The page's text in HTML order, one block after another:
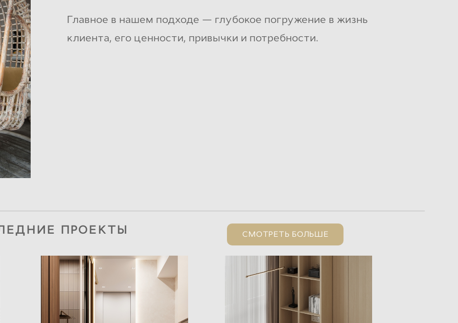
Главное в нашем подходе — глубокое погружение в жизнь
клиента, его ценности, привычки и потребности.
ПРОЕКТЫ СМОТРЕТЬ БОЛЬШЕ